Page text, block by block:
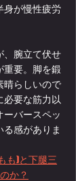
身が慢性疲労
、腕立て伏せ
重要。脚を鍛
晴らしいので
必要な筋力以
ーバースペッ
感がありま
も)と下腿三
か？